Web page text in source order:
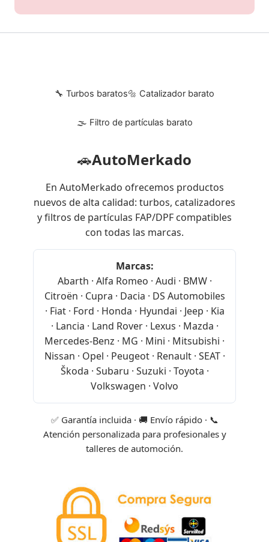
🔧 Turbos baratos🔩 Catalizador barato
🌫 Filtro de partículas barato
🚗AutoMerkado
En AutoMerkado ofrecemos productos
nuevos de alta calidad: turbos, catalizadores
y filtros de partículas FAP/DPF compatibles
con todas las marcas.
Marcas:
Abarth · Alfa Romeo · Audi · BMW ·
Citroën · Cupra · Dacia · DS Automobiles
· Fiat · Ford · Honda · Hyundai · Jeep · Kia
· Lancia · Land Rover · Lexus · Mazda ·
Mercedes-Benz · MG · Mini · Mitsubishi ·
Nissan · Opel · Peugeot · Renault · SEAT ·
Škoda · Subaru · Suzuki · Toyota ·
Volkswagen · Volvo
✅ Garantía incluida · 🚚 Envío rápido · 📞
Atención personalizada para profesionales y
talleres de automoción.